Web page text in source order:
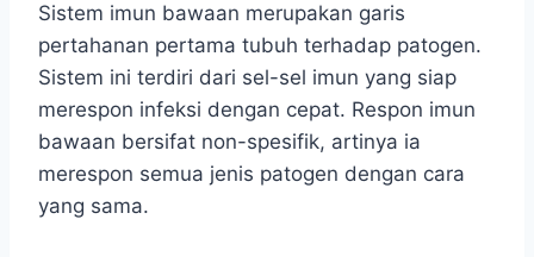
Sistem imun bawaan merupakan garis
pertahanan pertama tubuh terhadap patogen.
Sistem ini terdiri dari sel-sel imun yang siap
merespon infeksi dengan cepat. Respon imun
bawaan bersifat non-spesifik, artinya ia
merespon semua jenis patogen dengan cara
yang sama.